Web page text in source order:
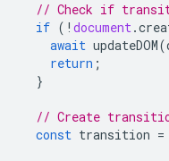
// Check if
if ( ! document.
await updateDOM(
return ;
}
// Create
const transition =